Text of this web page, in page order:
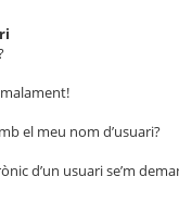
el meu nom d’usuari?
d’un usuari se’m